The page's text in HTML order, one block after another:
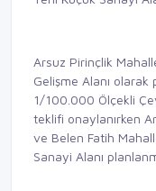
Arsuz Pirinçlik
Gelişme Alanı olarak
1/100.000 Ölçekli
teklifi onaylanırken
ve Belen Fatih
Sanayi Alanı